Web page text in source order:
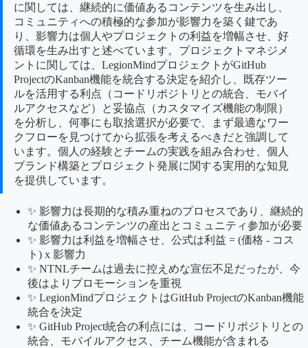
に関しては、継続的に価値あるコンテンツを生み出し、
コミュニティへの積極的な参加が影響力を築く鍵であ
り、影響力は個人やプロジェクトの利益を増幅させ、好
循環を生み出すと述べています。プロジェクトマネジメ
ントに関しては、LegionMindプロジェクトがGitHub
ProjectのKanban機能を統合する決定を紹介し、既存ツー
ルを活用する利点（コードリポジトリとの統合、モバイ
ルアクセスなど）と妥協点（カスタマイズ機能の制限）
を分析し、何事にも取捨選択が必要で、まず最適なワー
クフローを見つけてから拡張を考えるべきだと強調して
います。個人の経験とチームの実践を組み合わせ、個人
ブランド構築とプロジェクト発展に関する実用的な知見
を提供しています。
✨ 影響力は長期的な積み重ねのプロセスであり、継続的
な価値あるコンテンツの産出とコミュニティ参加が必要
✨ 影響力は利益を増幅させ、公式は利益 = (価格 - コス
ト) x 影響力
✨ NTNLチームは過去に控えめな宣伝不足だったが、今
後はよりプロモーションを重視
✨ LegionMindプロジェクトはGitHub ProjectのKanban機能
統合を決定
✨ GitHub Project統合の利点には、コードリポジトリとの
統合、モバイルアクセス、チーム機能が含まれる